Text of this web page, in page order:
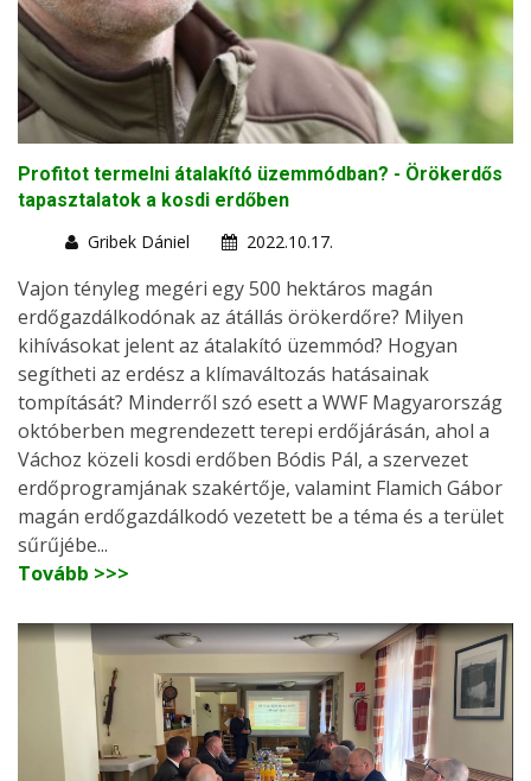
Profitot termelni átalakító üzemmódban? - Örökerdős
tapasztalatok a kosdi erdőben
Gribek Dániel
2022.10.17.
Vajon tényleg megéri egy 500 hektáros magán
erdőgazdálkodónak az átállás örökerdőre? Milyen
kihívásokat jelent az átalakító üzemmód? Hogyan
segítheti az erdész a klímaváltozás hatásainak
tompítását? Minderről szó esett a WWF Magyarország
októberben megrendezett terepi erdőjárásán, ahol a
Váchoz közeli kosdi erdőben Bódis Pál, a szervezet
erdőprogramjának szakértője, valamint Flamich Gábor
magán erdőgazdálkodó vezetett be a téma és a terület
sűrűjébe...
Tovább >>>